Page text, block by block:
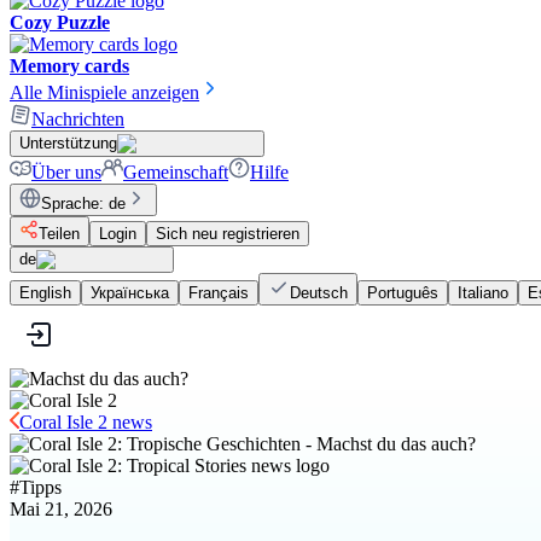
Cozy Puzzle
Memory cards
Alle Minispiele anzeigen
Nachrichten
Unterstützung
Über uns Gemeinschaft Hilfe
Sprache: de
Teilen
Login
Sich neu registrieren
de
English
Українська Français Deutsch Português Italiano
Coral Isle 2 news
#Tipps
Mai 21, 2026